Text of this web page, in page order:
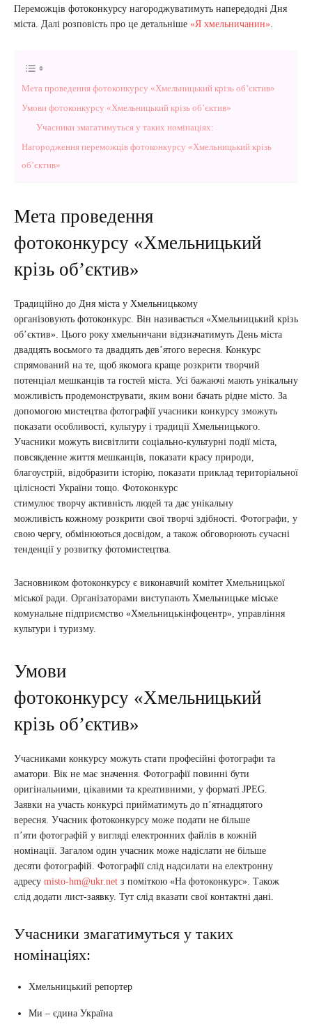
Переможців фотоконкурсу нагороджуватимуть напередодні Дня
міста. Далі розповість про це детальніше «Я хмельничанин».
Мета проведення фотоконкурсу «Хмельницький крізь об’єктив»
Умови фотоконкурсу «Хмельницький крізь об’єктив»
Учасники змагатимуться у таких номінаціях:
Нагородження переможців фотоконкурсу «Хмельницький крізь
об’єктив»
Мета проведення
фотоконкурсу «Хмельницький
крізь об’єктив»
Традиційно до Дня міста у Хмельницькому
організовують фотоконкурс. Він називається «Хмельницький крізь
об’єктив». Цього року хмельничани відзначатимуть День міста
двадцять восьмого та двадцять дев’ятого вересня. Конкурс
спрямований на те, щоб якомога краще розкрити творчий
потенціал мешканців та гостей міста. Усі бажаючі мають унікальну
можливість продемонструвати, яким вони бачать рідне місто. За
допомогою мистецтва фотографії учасники конкурсу зможуть
показати особливості, культуру і традиції Хмельницького.
Учасники можуть висвітлити соціально-культурні події міста,
повсякденне життя мешканців, показати красу природи,
благоустрій, відобразити історію, показати приклад територіальної
цілісності України тощо. Фотоконкурс
стимулює творчу активність людей та дає унікальну
можливість кожному розкрити свої творчі здібності. Фотографи, у
свою чергу, обмінюються досвідом, а також обговорюють сучасні
тенденції у розвитку фотомистецтва.
Засновником фотоконкурсу є виконавчий комітет Хмельницької
міської ради. Організаторами виступають Хмельницьке міське
комунальне підприємство «Хмельницькінфоцентр», управління
культури і туризму.
Умови
фотоконкурсу «Хмельницький
крізь об’єктив»
Учасниками конкурсу можуть стати професійні фотографи та
аматори. Вік не має значення. Фотографії повинні бути
оригінальними, цікавими та креативними, у форматі JPEG.
Заявки на участь конкурсі прийматимуть до п’ятнадцятого
вересня. Учасник фотоконкурсу може подати не більше
п’яти фотографій у вигляді електронних файлів в кожній
номінації. Загалом один учасник може надіслати не більше
десяти фотографій. Фотографії слід надсилати на електронну
адресу misto-hm@ukr.net з поміткою «На фотоконкурс». Також
слід додати лист-заявку. Тут слід вказати свої контактні дані.
Учасники змагатимуться у таких
номінаціях:
Хмельницький репортер
Ми – єдина Україна